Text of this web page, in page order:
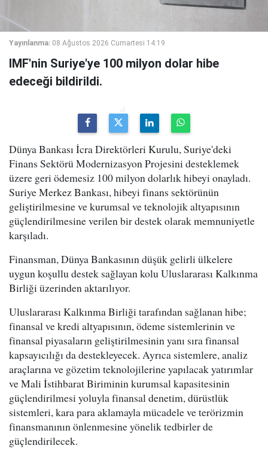
Yayınlanma: 08 Ağustos 2026 Cumartesi 14:19
IMF'nin Suriye'ye 100 milyon dolar hibe
edeceği bildirildi.
Dünya Bankası İcra Direktörleri Kurulu, Suriye'deki
Finans Sektörü Modernizasyon Projesini desteklemek
üzere geri ödemesiz 100 milyon dolarlık hibeyi onayladı.
Suriye Merkez Bankası, hibeyi finans sektörünün
geliştirilmesine ve kurumsal ve teknolojik altyapısının
güçlendirilmesine verilen bir destek olarak memnuniyetle
karşıladı.
Finansman, Dünya Bankasının düşük gelirli ülkelere
uygun koşullu destek sağlayan kolu Uluslararası Kalkınma
Birliği üzerinden aktarılıyor.
Uluslararası Kalkınma Birliği tarafından sağlanan hibe;
finansal ve kredi altyapısının, ödeme sistemlerinin ve
finansal piyasaların geliştirilmesinin yanı sıra finansal
kapsayıcılığı da destekleyecek. Ayrıca sistemlere, analiz
araçlarına ve gözetim teknolojilerine yapılacak yatırımlar
ve Mali İstihbarat Biriminin kurumsal kapasitesinin
güçlendirilmesi yoluyla finansal denetim, dürüstlük
sistemleri, kara para aklamayla mücadele ve terörizmin
finansmanının önlenmesine yönelik tedbirler de
güçlendirilecek.